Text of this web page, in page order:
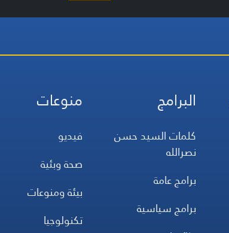
البرامج
كلمات السيد حسن
نصرالله
برامج عامة
برامج سياسية
منوعات
فيديو
صحة وبئية
بيئة ومنوعات
تكنولوجيا